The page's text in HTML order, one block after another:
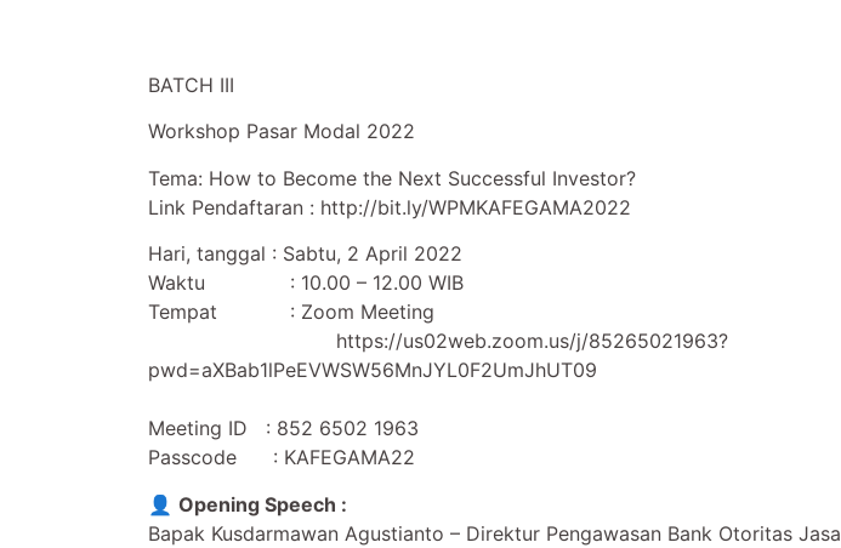
BATCH III
Workshop Pasar Modal 2022
Tema: How to Become the Next Successful Investor?
Link Pendaftaran : http://bit.ly/WPMKAFEGAMA2022
Hari, tanggal : Sabtu, 2 April 2022
Waktu : 10.00 – 12.00 WIB
Tempat : Zoom Meeting
https://us02web.zoom.us/j/85265021963?
pwd=aXBab1lPeEVWSW56MnJYL0F2UmJhUT09
Meeting ID : 852 6502 1963
Passcode : KAFEGAMA22
👤 Opening Speech :
Bapak Kusdarmawan Agustianto – Direktur Pengawasan Bank Otoritas Jasa